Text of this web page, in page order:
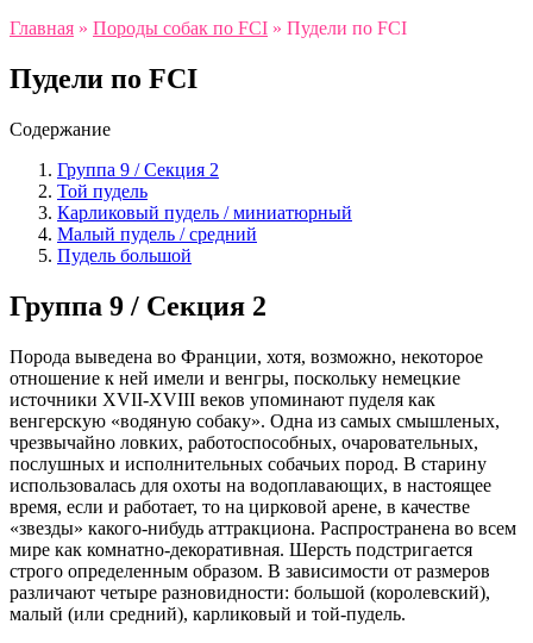
Главная » Породы собак по FCI » Пудели по FCI
Пудели по FCI
Содержание
Группа 9 / Секция 2
Той пудель
Карликовый пудель / миниатюрный
Малый пудель / средний
Пудель большой
Группа 9 / Секция 2
Порода выведена во Франции, хотя, возможно, некоторое
отношение к ней имели и венгры, поскольку немецкие
источники XVII-XVIII веков упоминают пуделя как
венгерскую «водяную собаку». Одна из самых смышленых,
чрезвычайно ловких, работоспособных, очаровательных,
послушных и исполнительных собачьих пород. В старину
использовалась для охоты на водоплавающих, в настоящее
время, если и работает, то на цирковой арене, в качестве
«звезды» какого-нибудь аттракциона. Распространена во всем
мире как комнатно-декоративная. Шерсть подстригается
строго определенным образом. В зависимости от размеров
различают четыре разновидности: большой (королевский),
малый (или средний), карликовый и той-пудель.